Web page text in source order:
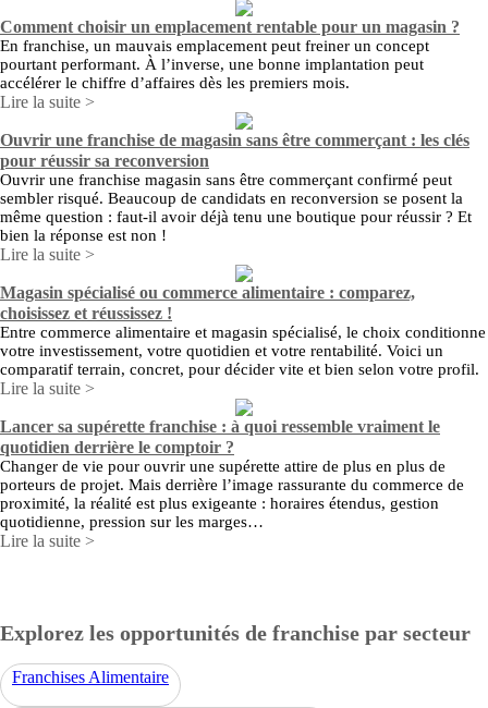
Comment choisir un emplacement rentable pour un magasin ?
En franchise, un mauvais emplacement peut freiner un concept
pourtant performant. À l’inverse, une bonne implantation peut
accélérer le chiffre d’affaires dès les premiers mois.
Lire la suite >
Ouvrir une franchise de magasin sans être commerçant : les clés
pour réussir sa reconversion
Ouvrir une franchise magasin sans être commerçant confirmé peut
sembler risqué. Beaucoup de candidats en reconversion se posent la
même question : faut-il avoir déjà tenu une boutique pour réussir ? Et
bien la réponse est non !
Lire la suite >
Magasin spécialisé ou commerce alimentaire : comparez,
choisissez et réussissez !
Entre commerce alimentaire et magasin spécialisé, le choix conditionne
votre investissement, votre quotidien et votre rentabilité. Voici un
comparatif terrain, concret, pour décider vite et bien selon votre profil.
Lire la suite >
Lancer sa supérette franchise : à quoi ressemble vraiment le
quotidien derrière le comptoir ?
Changer de vie pour ouvrir une supérette attire de plus en plus de
porteurs de projet. Mais derrière l’image rassurante du commerce de
proximité, la réalité est plus exigeante : horaires étendus, gestion
quotidienne, pression sur les marges…
Lire la suite >
Explorez les opportunités de franchise par secteur
Franchises Alimentaire